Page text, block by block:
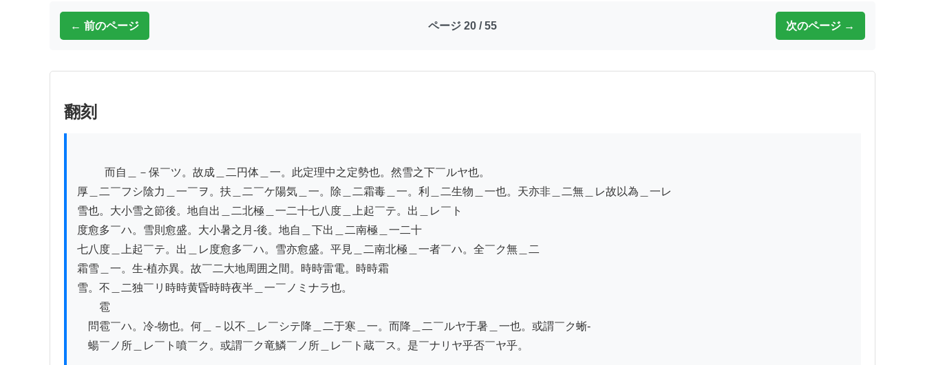
← 前のページ ページ 20 / 55 次のページ →
翻刻
厚＿二￣フシ陰力＿一￣ヲ。扶＿二￣ケ陽気＿一。除＿二霜毒＿一。利＿二生物＿一也。天亦非＿二無＿レ故以為＿一レ
雪也。大小雪之節後。地自出＿二北極＿一二十七八度＿上起￣テ。出＿レ￣ト
度愈多￣ハ。雪則愈盛。大小暑之月-後。地自＿下出＿二南極＿一二十
七八度＿上起￣テ。出＿レ度愈多￣ハ。雪亦愈盛。平見＿二南北極＿一者￣ハ。全￣ク無＿二
霜雪＿一。生-植亦異。故￣二大地周囲之間。時時雷電。時時霜
雪。不＿二独￣リ時時黄昏時時夜半＿一￣ノミナラ也。
雹
問雹￣ハ。冷-物也。何＿－以不＿レ￣シテ降＿二于寒＿一。而降＿二￣ルヤ于暑＿一也。或謂￣ク蜥-
蝪￣ノ所＿レ￣ト噴￣ク。或謂￣ク竜鱗￣ノ所＿レ￣ト蔵￣ス。是￣ナリヤ乎否￣ヤ乎。